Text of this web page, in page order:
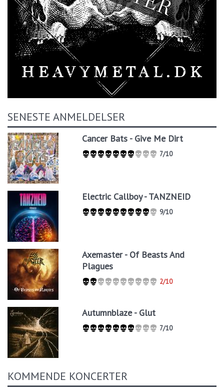
SENESTE ANMELDELSER
Cancer Bats - Give Me Dirt
7/10
Electric Callboy - TANZNEID
9/10
Axemaster - Of Beasts And
Plagues
2/10
Autumnblaze - Glut
7/10
KOMMENDE KONCERTER